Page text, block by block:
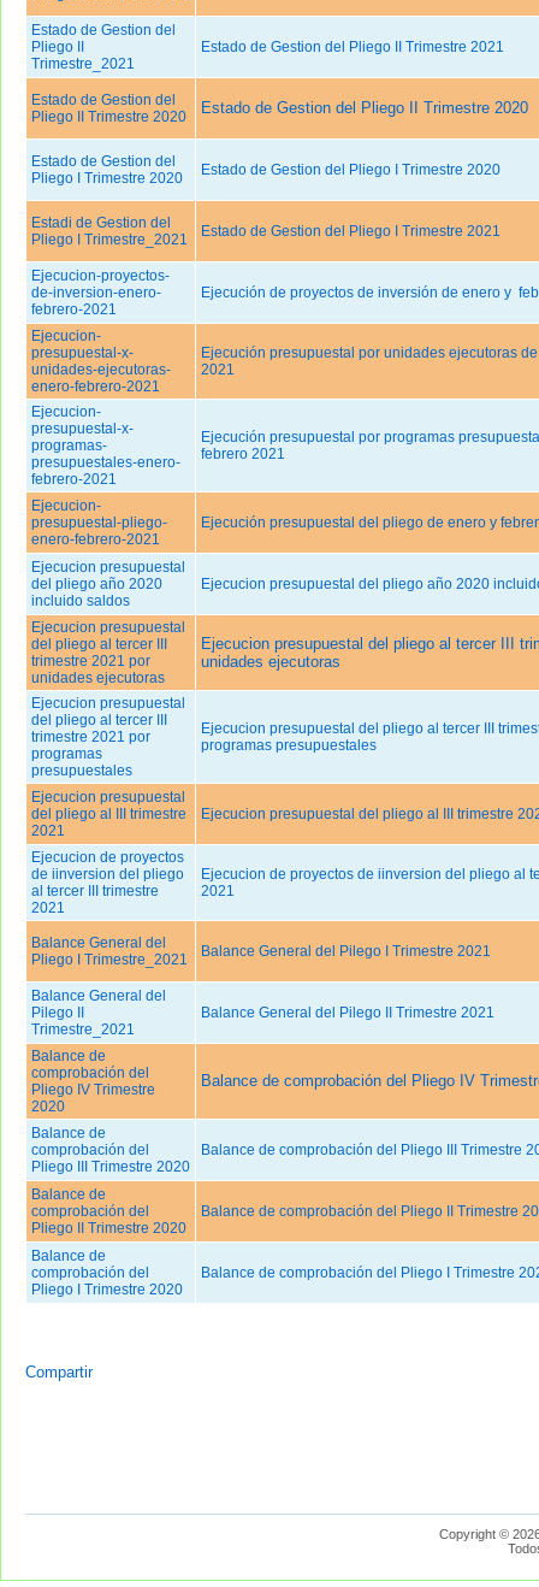
Estado de Gestion del
Pliego II
Trimestre_2021
Estado de Gestion del Pliego II Trimestre 2021
Estado de Gestion del
Pliego II Trimestre 2020
Estado de Gestion del Pliego II Trimestre 2020
Estado de Gestion del
Pliego I Trimestre 2020
Estado de Gestion del Pliego I Trimestre 2020
Estadi de Gestion del
Pliego I Trimestre_2021
Estado de Gestion del Pliego I Trimestre 2021
Ejecucion-proyectos-
de-inversion-enero-
febrero-2021
Ejecución de proyectos de inversión de enero y
Ejecucion-
presupuestal-x-
unidades-ejecutoras-
enero-febrero-2021
Ejecución presupuestal por unidades ejecutoras
2021
Ejecucion-
presupuestal-x-
programas-
presupuestales-enero-
febrero-2021
Ejecución presupuestal por programas
febrero 2021
Ejecucion-
presupuestal-pliego-
enero-febrero-2021
Ejecución presupuestal del pliego de enero y
Ejecucion presupuestal
del pliego año 2020
incluido saldos
Ejecucion presupuestal del pliego año 2020
Ejecucion presupuestal
del pliego al tercer III
trimestre 2021 por
unidades ejecutoras
Ejecucion presupuestal del pliego al tercer III
unidades ejecutoras
Ejecucion presupuestal
del pliego al tercer III
trimestre 2021 por
programas
presupuestales
Ejecucion presupuestal del pliego al tercer III
programas presupuestales
Ejecucion presupuestal
del pliego al III trimestre
2021
Ejecucion presupuestal del pliego al III trimestre
Ejecucion de proyectos
de iinversion del pliego
al tercer III trimestre
2021
Ejecucion de proyectos de iinversion del pliego al
2021
Balance General del
Pliego I Trimestre_2021
Balance General del Pilego I Trimestre 2021
Balance General del
Pilego II
Trimestre_2021
Balance General del Pilego II Trimestre 2021
Balance de
comprobación del
Pliego IV Trimestre
2020
Balance de comprobación del Pliego IV
Balance de
comprobación del
Pliego III Trimestre 2020
Balance de comprobación del Pliego III Trimestre
Balance de
comprobación del
Pliego II Trimestre 2020
Balance de comprobación del Pliego II Trimestre
Balance de
comprobación del
Pliego I Trimestre 2020
Balance de comprobación del Pliego I Trimestre
Compartir
Copyright ©